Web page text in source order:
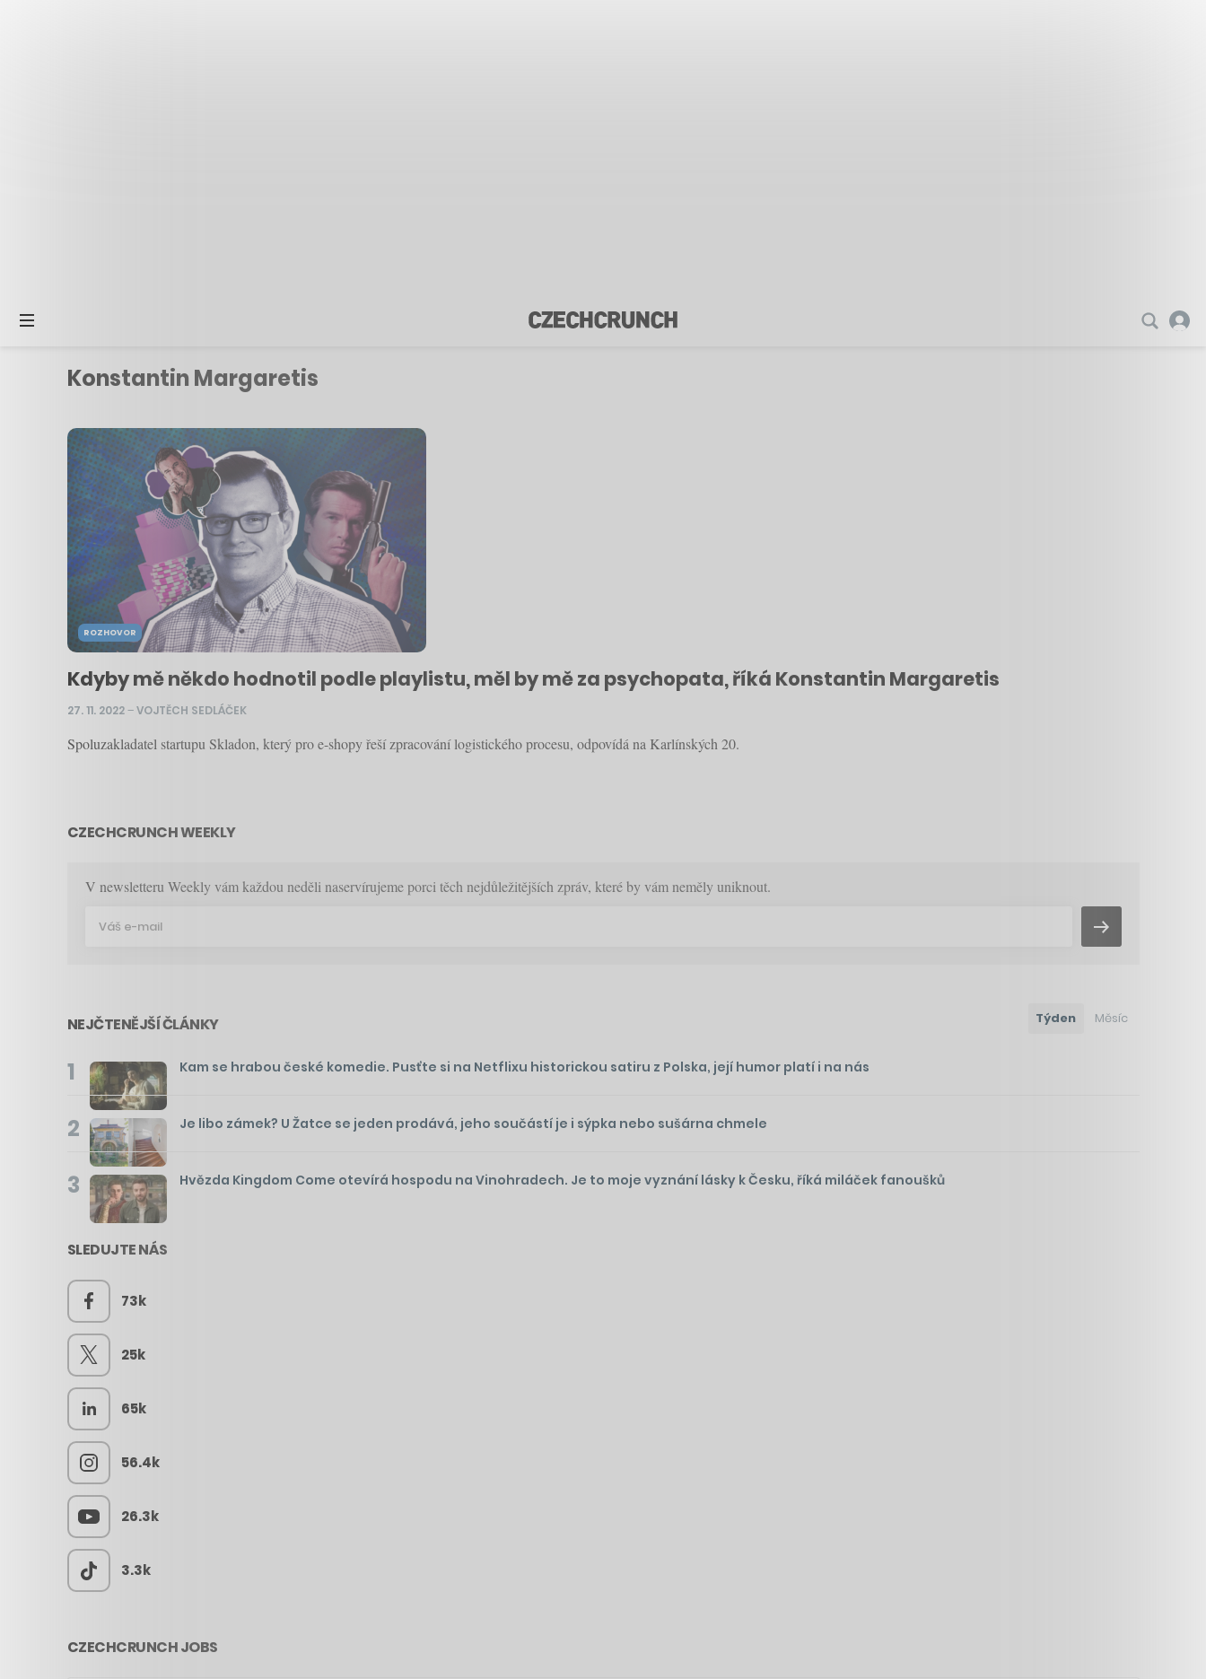
Konstantin Margaretis
ROZHOVOR
Kdyby mě někdo hodnotil podle playlistu, měl by mě za psychopata, říká Konstantin Margaretis
27. 11. 2022–VOJTĚCH SEDLÁČEK
Spoluzakladatel startupu Skladon, který pro e-shopy řeší zpracování logistického procesu, odpovídá na Karlínských 20.
CZECHCRUNCH WEEKLY
V newsletteru Weekly vám každou neděli naservírujeme porci těch nejdůležitějších zpráv, které by vám neměly uniknout.
NEJČTENĚJŠÍ ČLÁNKY Týden Měsíc
1 Kam se hrabou české komedie. Pusťte si na Netflixu historickou satiru z Polska, její humor platí i na nás
2 Je libo zámek? U Žatce se jeden prodává, jeho součástí je i sýpka nebo sušárna chmele
3 Hvězda Kingdom Come otevírá hospodu na Vinohradech. Je to moje vyznání lásky k Česku, říká miláček fanoušků
SLEDUJTE NÁS
73k
25k
65k
56.4k
26.3k
3.3k
CZECHCRUNCH JOBS